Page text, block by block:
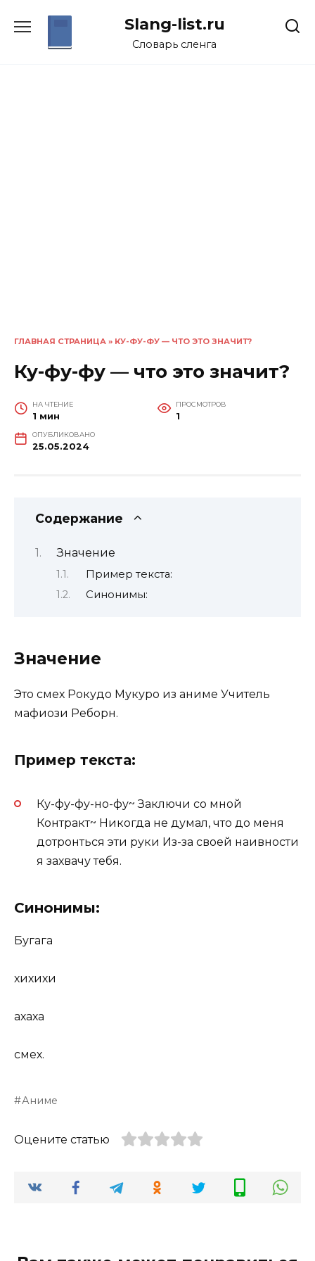
Slang-list.ru
Словарь сленга
ГЛАВНАЯ СТРАНИЦА » КУ-ФУ-ФУ — ЧТО ЭТО ЗНАЧИТ?
Ку-фу-фу — что это значит?
НА ЧТЕНИЕ
1 мин
ПРОСМОТРОВ
1
ОПУБЛИКОВАНО
25.05.2024
Содержание
Значение
Пример текста:
Синонимы:
Значение
Это смех Рокудо Мукуро из аниме Учитель
мафиози Реборн.
Пример текста:
Ку-фу-фу-но-фу~ Заключи со мной
Контракт~ Никогда не думал, что до меня
дотронться эти руки Из-за своей наивности
я захвачу тебя.
Синонимы:
Бугага
хихихи
ахаха
смех.
Аниме
Оцените статью